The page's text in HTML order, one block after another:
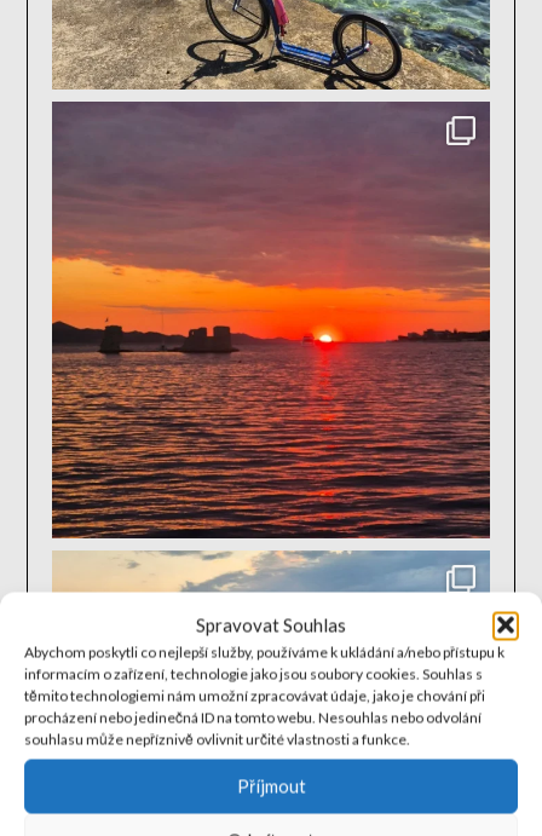
Spravovat Souhlas
Abychom poskytli co nejlepší služby, používáme k ukládání a/nebo přístupu k
informacím o zařízení, technologie jako jsou soubory cookies. Souhlas s
těmito technologiemi nám umožní zpracovávat údaje, jako je chování při
procházení nebo jedinečná ID na tomto webu. Nesouhlas nebo odvolání
souhlasu může nepříznivě ovlivnit určité vlastnosti a funkce.
Příjmout